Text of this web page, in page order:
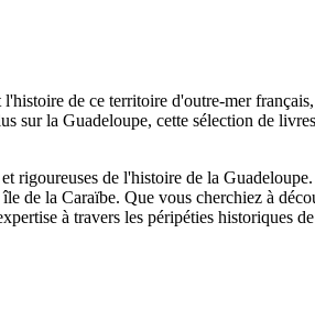
de ce territoire d'outre-mer
sur la Guadeloupe, cette sélection de
rigoureuses de l'histoire de la
de la Caraïbe. Que vous cherchiez à
à travers les péripéties historiques